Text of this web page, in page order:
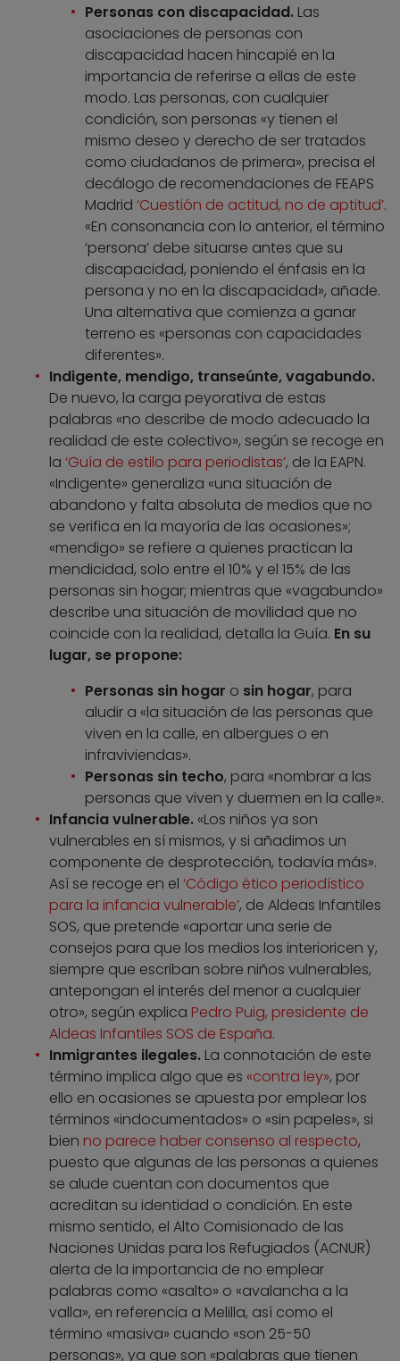
Personas con discapacidad. Las
asociaciones de personas con
discapacidad hacen hincapié en la
importancia de referirse a ellas de este
modo. Las personas, con cualquier
condición, son personas «y tienen el
mismo deseo y derecho de ser tratados
como ciudadanos de primera», precisa el
decálogo de recomendaciones de FEAPS
Madrid ‘Cuestión de actitud, no de aptitud’.
«En consonancia con lo anterior, el término
‘persona’ debe situarse antes que su
discapacidad, poniendo el énfasis en la
persona y no en la discapacidad», añade.
Una alternativa que comienza a ganar
terreno es «personas con capacidades
diferentes».
Indigente, mendigo, transeúnte, vagabundo.
De nuevo, la carga peyorativa de estas
palabras «no describe de modo adecuado la
realidad de este colectivo», según se recoge en
la ‘Guía de estilo para periodistas’, de la EAPN.
«Indigente» generaliza «una situación de
abandono y falta absoluta de medios que no
se verifica en la mayoría de las ocasiones»;
«mendigo» se refiere a quienes practican la
mendicidad, solo entre el 10% y el 15% de las
personas sin hogar; mientras que «vagabundo»
describe una situación de movilidad que no
coincide con la realidad, detalla la Guía. En su
lugar, se propone:
Personas sin hogar o sin hogar, para
aludir a «la situación de las personas que
viven en la calle, en albergues o en
infraviviendas».
Personas sin techo, para «nombrar a las
personas que viven y duermen en la calle».
Infancia vulnerable. «Los niños ya son
vulnerables en sí mismos, y si añadimos un
componente de desprotección, todavía más».
Así se recoge en el ‘Código ético periodístico
para la infancia vulnerable’, de Aldeas Infantiles
SOS, que pretende «aportar una serie de
consejos para que los medios los interioricen y,
siempre que escriban sobre niños vulnerables,
antepongan el interés del menor a cualquier
otro», según explica Pedro Puig, presidente de
Aldeas Infantiles SOS de España.
Inmigrantes ilegales. La connotación de este
término implica algo que es «contra ley», por
ello en ocasiones se apuesta por emplear los
términos «indocumentados» o «sin papeles», si
bien no parece haber consenso al respecto,
puesto que algunas de las personas a quienes
se alude cuentan con documentos que
acreditan su identidad o condición. En este
mismo sentido, el Alto Comisionado de las
Naciones Unidas para los Refugiados (ACNUR)
alerta de la importancia de no emplear
palabras como «asalto» o «avalancha a la
valla», en referencia a Melilla, así como el
término «masiva» cuando «son 25-50
personas», ya que son «palabras que tienen